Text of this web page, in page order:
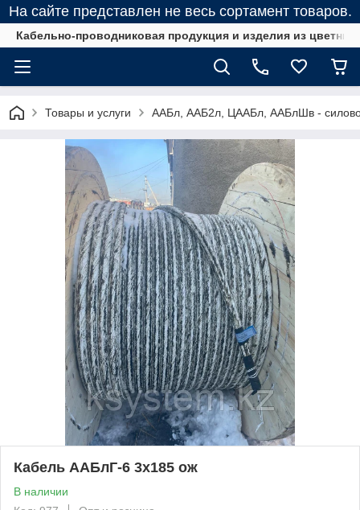
На сайте представлен не весь сортамент товаров.
Кабельно-проводниковая продукция и изделия из
Товары и услуги ААБл, ААБ2л, ЦААБл, ААБлШв -
Кабель ААБлГ-6 3х185 ож
В наличии